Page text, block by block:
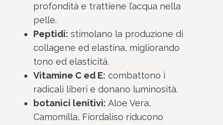
profondità e trattiene l’acqua nella
pelle.
Peptidi: stimolano la produzione di
collagene ed elastina, migliorando
tono ed elasticità.
Vitamine C ed E: combattono i
radicali liberi e donano luminosità.
botanici lenitivi: Aloe Vera,
Camomilla, Fiordaliso riducono